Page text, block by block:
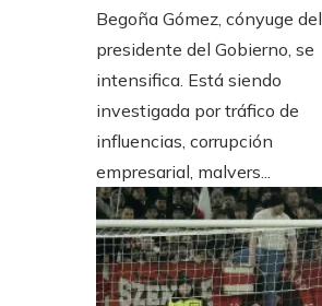
Begoña Gómez, cónyuge del
presidente del Gobierno, se
intensifica. Está siendo
investigada por tráfico de
influencias, corrupción
empresarial, malvers...